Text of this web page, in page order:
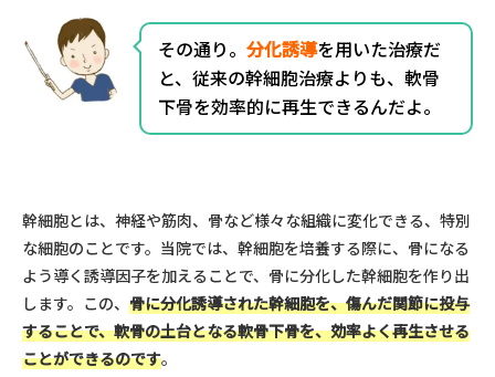
その通り。 分化誘導を用いた治療だ
と、従来の幹細胞治療よりも、軟骨
下骨を効率的に再生できるんだよ。
幹細胞とは、神経や筋肉、骨など様々な組織に変化できる、特別
な細胞のことです。当院では、幹細胞を培養する際に、骨になる
よう導く誘導因子を加えることで、骨に分化した幹細胞を作り出
します。この、 骨に分化誘導された幹細胞を、傷んだ関節に投与
することで、軟骨の土台となる軟骨下骨を、効率よく再生させる
ことができるのです。